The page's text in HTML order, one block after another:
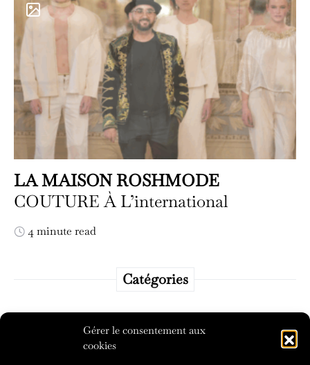
Gérer le consentement aux
cookies
LA MAISON ROSHMODE
COUTURE À L’international
4 minute read
Catégories